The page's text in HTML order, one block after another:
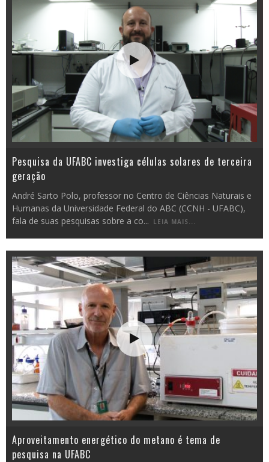
Pesquisa da UFABC investiga células solares de terceira
geração
André Sarto Polo, professor no Centro de Ciências Naturais e
Humanas da Universidade Federal do ABC (CCNH - UFABC),
fala de suas pesquisas sobre a co... LEIA MAIS...
Aproveitamento energético do metano é tema de
pesquisa na UFABC